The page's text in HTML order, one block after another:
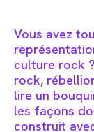
Vous avez
culture rock
rock,
lire un
les façons
construit